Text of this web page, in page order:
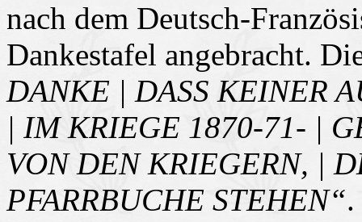
nach dem Deutsch-
Dankestafel angebracht.
DANKE | DASS KEINER
| IM KRIEGE 1870-71- |
VON DEN KRIEGERN, |
PFARRBUCHE STEHEN“.